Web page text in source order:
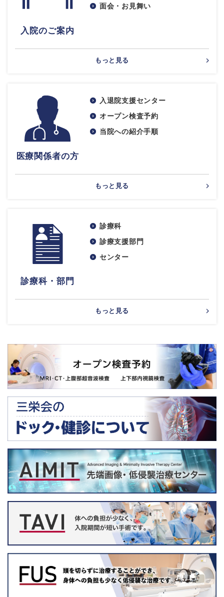
入院のご案内
面会・お見舞い
もっと見る
医療関係者の方
入退院支援センター
オープン検査予約
当院への紹介手順
もっと見る
診療科・部門
診療科
診療支援部門
センター
もっと見る